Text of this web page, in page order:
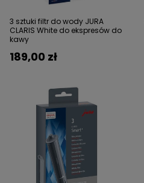
3 sztuki filtr do wody JURA
CLARIS White do ekspresów do
kawy
189,00 zł